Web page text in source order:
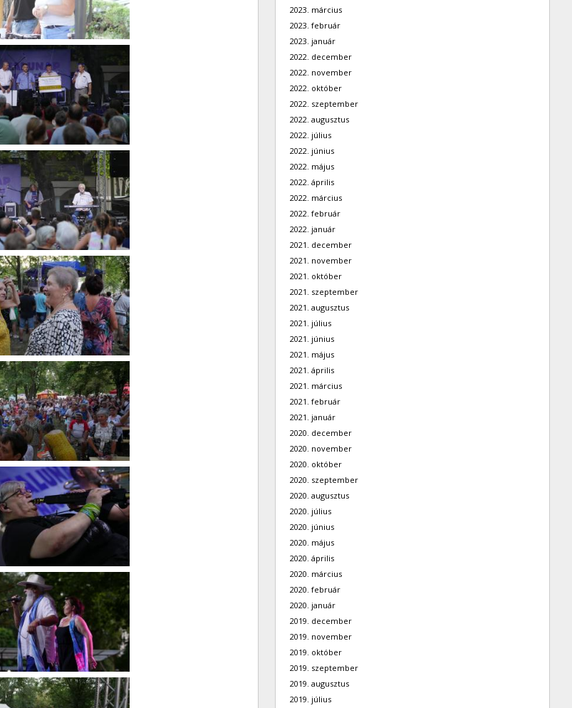
2023. március
2023. február
2023. január
2022. december
2022. november
2022. október
2022. szeptember
2022. augusztus
2022. július
2022. június
2022. május
2022. április
2022. március
2022. február
2022. január
2021. december
2021. november
2021. október
2021. szeptember
2021. augusztus
2021. július
2021. június
2021. május
2021. április
2021. március
2021. február
2021. január
2020. december
2020. november
2020. október
2020. szeptember
2020. augusztus
2020. július
2020. június
2020. május
2020. április
2020. március
2020. február
2020. január
2019. december
2019. november
2019. október
2019. szeptember
2019. augusztus
2019. július